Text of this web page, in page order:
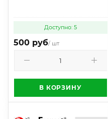
Доступно: 5
500 руб/ шт
В КОРЗИНУ